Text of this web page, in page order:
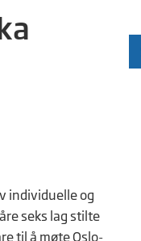
individuelle og
seks lag stilte
til å møte Oslo-